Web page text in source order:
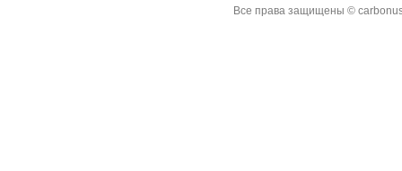
Все права защищены ©